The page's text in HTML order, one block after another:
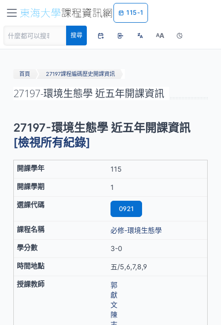
115-1
搜尋 AA
首頁 27197課程編碼歷史開課資訊
27197-環境生態學 近五年開課資訊
27197-環境生態學 近五年開課資訊
[檢視所有紀錄]
115
1
0921
必修-環境生態學
3-0
五/5,6,7,8,9
郭
獻
文
陳